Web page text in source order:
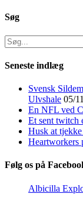
Søg
Search
for:
Seneste indlæg
Svensk
Ulvshale 05/
En NFL ved
Et sent twitch
Husk at
Heartworkers
Følg os på
Albicilla